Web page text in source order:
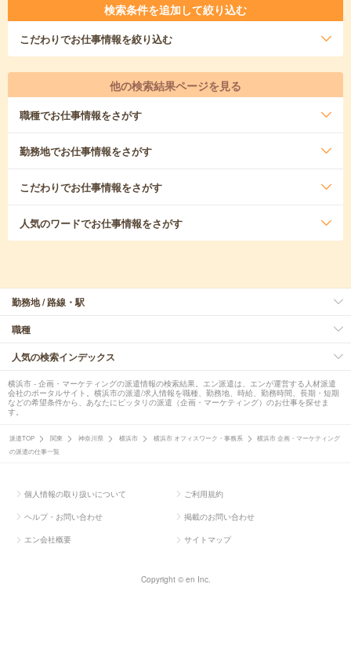
検索条件を追加して絞り込む
こだわりでお仕事情報を絞り込む
他の検索結果ページを見る
職種でお仕事情報をさがす
勤務地でお仕事情報をさがす
こだわりでお仕事情報をさがす
人気のワードでお仕事情報をさがす
勤務地 / 路線・駅
職種
人気の検索インデックス
横浜市 - 企画・マーケティングの派遣情報の検索結果。エン派遣は、エンが運営する人材派遣
会社のポータルサイト。横浜市の派遣/求人情報を職種、勤務地、時給、勤務時間、長期・短期
などの希望条件から、あなたにピッタリの派遣（企画・マーケティング）のお仕事を探せま
す。
派遣TOP 関東 神奈川県 横浜市 横浜市 オフィスワーク・事務系
横浜市 企画・マーケティング
の派遣の仕事一覧
個人情報の取り扱いについて ご利用規約
ヘルプ・お問い合わせ 掲載のお問い合わせ
エン会社概要 サイトマップ
Copyright © en Inc.